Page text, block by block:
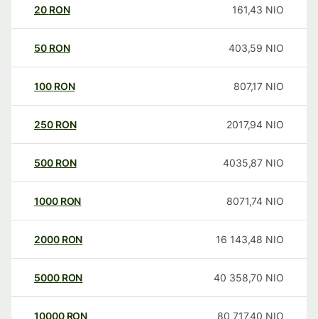
20 RON 161,43 NIO
50 RON 403,59 NIO
100 RON 807,17 NIO
250 RON 2017,94 NIO
500 RON 4035,87 NIO
1000 RON 8071,74 NIO
2000 RON 16 143,48 NIO
5000 RON 40 358,70 NIO
10000 RON 80 717,40 NIO